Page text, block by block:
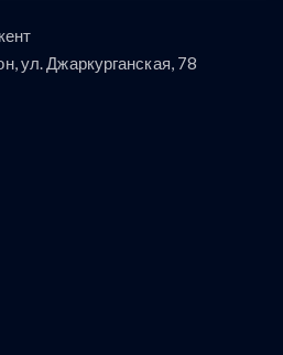
ул. Джаркурганская, 78